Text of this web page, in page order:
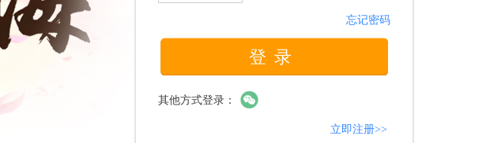
忘记密码
登录
其他方式登录：
立即注册>>